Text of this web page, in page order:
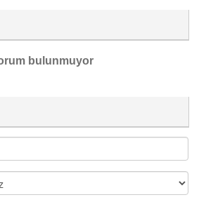
bulunmuyor